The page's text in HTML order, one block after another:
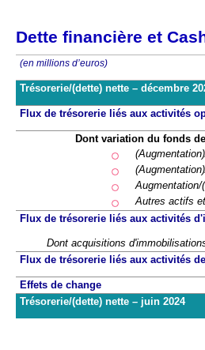
Dette financière et
(en millions d’euros)
Trésorerie/(dette) nette – décembre
Flux de trésorerie liés aux activités
Dont variation du fonds
Autres actifs
Flux de trésorerie liés aux activités
Dont acquisitions
Flux de trésorerie liés aux activités
Effets de change
Trésorerie/(dette) nette – juin 2024